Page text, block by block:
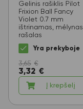
Gelinis rašiklis Pilot
Frixion Ball Fancy
Violet 0.7 mm
ištrinamas, mėlynas
rašalas
Yra prekyboje
3,65 €
3,32 €
Į krepšelį